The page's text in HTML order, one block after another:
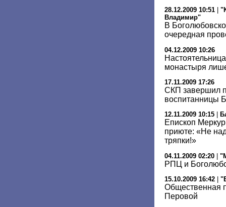
28.12.2009 10:51
Владимир"
В
очередная
04.12.2009 10:26
монастыря
17.11.2009 17:26
СКП завершил
воспитанницы
12.11.2009 10:15
Епископ
приюте: «Не
тряпки!»
04.11.2009 02:20 |
РПЦ и
15.10.2009 16:42
Общественная
Перовой